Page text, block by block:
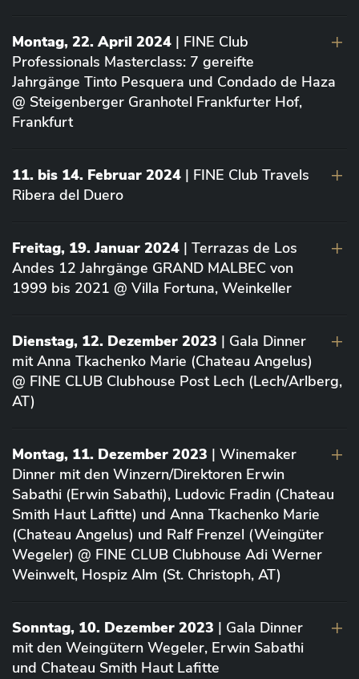
Montag, 22. April 2024 | FINE Club
Professionals Masterclass: 7 gereifte
Jahrgänge Tinto Pesquera und Condado de Haza
@ Steigenberger Granhotel Frankfurter Hof,
Frankfurt
11. bis 14. Februar 2024 | FINE Club Travels
Ribera del Duero
Freitag, 19. Januar 2024 | Terrazas de Los
Andes 12 Jahrgänge GRAND MALBEC von
1999 bis 2021 @ Villa Fortuna, Weinkeller
Dienstag, 12. Dezember 2023 | Gala Dinner
mit Anna Tkachenko Marie (Chateau Angelus)
@ FINE CLUB Clubhouse Post Lech (Lech/Arlberg,
AT)
Montag, 11. Dezember 2023 | Winemaker
Dinner mit den Winzern/Direktoren Erwin
Sabathi (Erwin Sabathi), Ludovic Fradin (Chateau
Smith Haut Lafitte) und Anna Tkachenko Marie
(Chateau Angelus) und Ralf Frenzel (Weingüter
Wegeler) @ FINE CLUB Clubhouse Adi Werner
Weinwelt, Hospiz Alm (St. Christoph, AT)
Sonntag, 10. Dezember 2023 | Gala Dinner
mit den Weingütern Wegeler, Erwin Sabathi
und Chateau Smith Haut Lafitte